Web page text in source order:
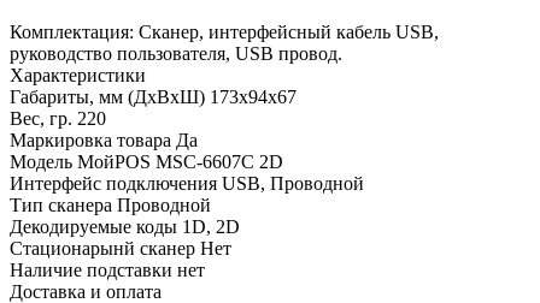
Комплектация: Сканер, интерфейсный кабель USB,
руководство пользователя, USB провод.
Характеристики
Габариты, мм (ДхВхШ) 173x94x67
Вес, гр. 220
Маркировка товара Да
Модель МойPOS MSC-6607C 2D
Интерфейс подключения USB, Проводной
Тип сканера Проводной
Декодируемые коды 1D, 2D
Стационарынй сканер Нет
Наличие подставки нет
Доставка и оплата